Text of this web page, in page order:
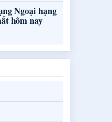
Ngoại hạng
hôm nay